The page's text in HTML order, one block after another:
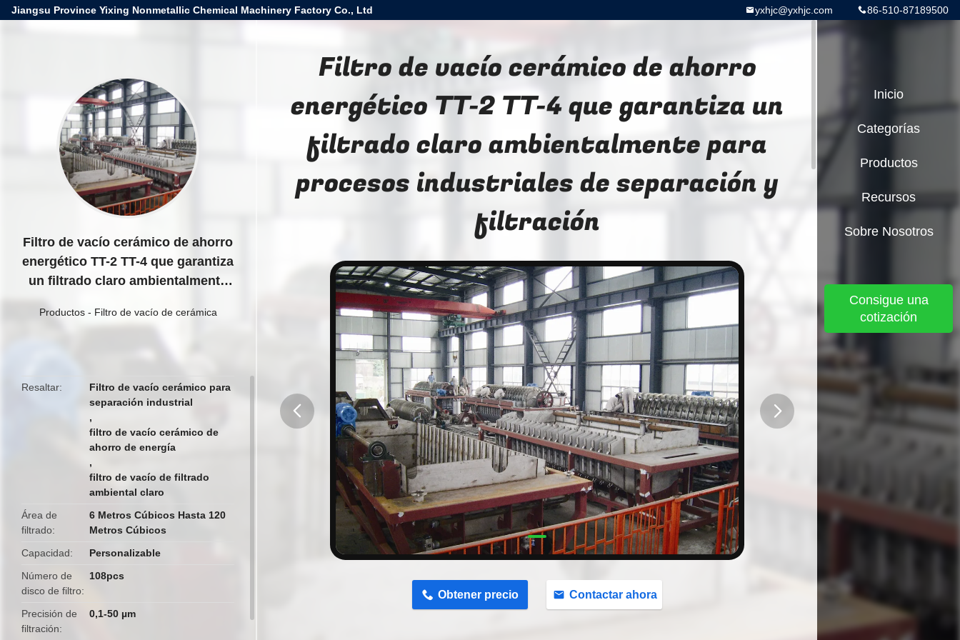
Jiangsu Province Yixing Nonmetallic Chemical Machinery Factory Co., Ltd 86-510-87189500
yxhjc@yxhjc.com
Filtro de vacío cerámico de ahorro
energético TT-2 TT-4 que garantiza
un filtrado claro ambientalmente
para procesos industriales de
separación y filtración
Productos- Filtro de vacío de cerámica
Resaltar
Filtro de vacío cerámico para
separación industrial
,
filtro de vacío cerámico de
ahorro de energía
,
filtro de vacío de filtrado
ambiental claro
Área de
filtrado
6 Metros Cúbicos Hasta 120
Metros Cúbicos
Capacidad
Personalizable
Número de
disco de filtro
108pcs
Precisión de
filtración
0,1-50 µm
Filtro de vacío cerámico de ahorro
energético TT-2 TT-4 que garantiza un
filtrado claro ambientalmente para
procesos industriales de separación y
filtración
Obtener precio Contactar ahora
Inicio
Categorías
Productos
Recursos
Sobre Nosotros
Consigue una
cotización